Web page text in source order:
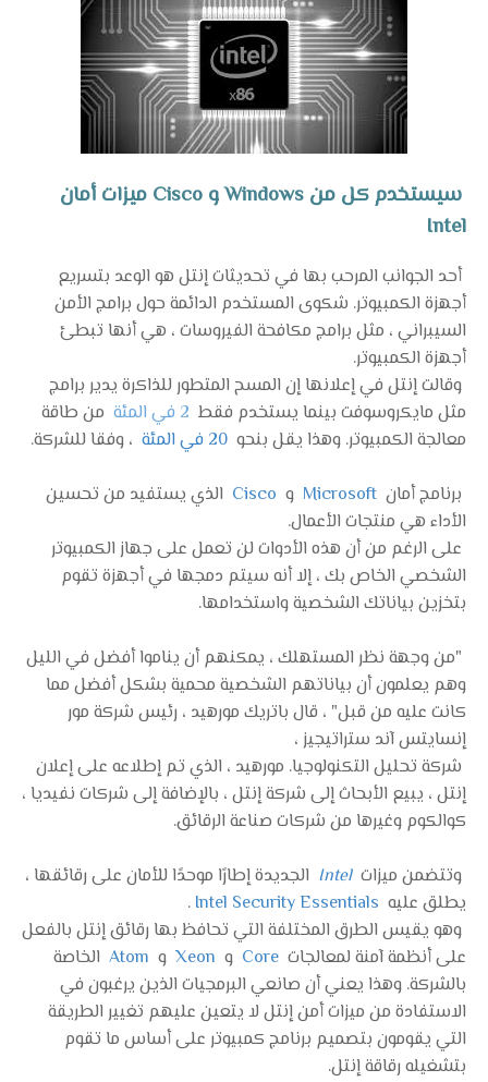
سيستخدم كل من Windows و Cisco ميزات أمان
Intel
أحد الجوانب المرحب بها في تحديثات إنتل هو الوعد بتسريع
أجهزة الكمبيوتر. شكوى المستخدم الدائمة حول برامج الأمن
السيبراني ، مثل برامج مكافحة الفيروسات ، هي أنها تبطئ
أجهزة الكمبيوتر.
وقالت إنتل في إعلانها إن المسح المتطور للذاكرة يدير برامج
مثل مايكروسوفت بينما يستخدم فقط 2 في المئة
من طاقة
معالجة الكمبيوتر. وهذا يقل بنحو 20 في المئة
، وفقا للشركة.
برنامج أمان Microsoft و Cisco الذي يستفيد من تحسين
الأداء هي منتجات الأعمال.
على الرغم من أن هذه الأدوات لن تعمل على جهاز الكمبيوتر
الشخصي الخاص بك ، إلا أنه سيتم دمجها في أجهزة تقوم
بتخزين بياناتك الشخصية واستخدامها.
"من وجهة نظر المستهلك ، يمكنهم أن يناموا أفضل في الليل
وهم يعلمون أن بياناتهم الشخصية محمية بشكل أفضل مما
كانت عليه من قبل" ، قال باتريك مورهيد ، رئيس شركة مور
إنسايتس آند ستراتيجيز ،
شركة تحليل التكنولوجيا. مورهيد ، الذي تم إطلاعه على إعلان
إنتل ، يبيع الأبحاث إلى شركة إنتل ، بالإضافة إلى شركات نفيديا ،
كوالكوم وغيرها من شركات صناعة الرقائق.
وتتضمن ميزات Intel الجديدة إطارًا موحدًا للأمان على رقائقها ،
يطلق عليه Intel Security Essentials
.
وهو يقيس الطرق المختلفة التي تحافظ بها رقائق إنتل بالفعل
على أنظمة آمنة لمعالجات Core و Xeon و Atom الخاصة
بالشركة. وهذا يعني أن صانعي البرمجيات الذين يرغبون في
الاستفادة من ميزات أمن إنتل لا يتعين عليهم تغيير الطريقة
التي يقومون بتصميم برنامج كمبيوتر على أساس ما تقوم
بتشغيله رقاقة إنتل.